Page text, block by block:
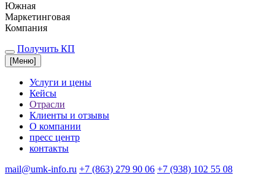
Южная
Маркетинговая
Компания
Получить КП
[Меню]
Услуги и цены
Кейсы
Отрасли
Клиенты и отзывы
О компании
пресс центр
контакты
mail@umk-info.ru +7 (863) 279 90 06 +7 (938) 102 55 08